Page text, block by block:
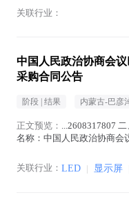
关联行业：
中国人民政治协商会
采购合同公告
阶段 | 结果 内蒙古-巴彦
正文预览： ...2608317807
名称：中国人民政治协商会
关联行业： LED | 显示屏